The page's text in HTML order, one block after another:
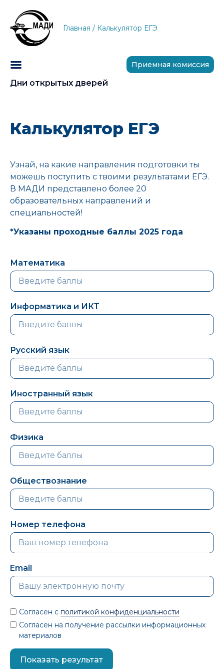
Главная / Калькулятор ЕГЭ
Дни открытых дверей
Приемная комиссия
Калькулятор ЕГЭ
Узнай, на какие направления подготовки ты
можешь поступить с твоими результатами ЕГЭ.
В МАДИ представлено более 20
образовательных направлений и
специальностей!
*Указаны проходные баллы 2025 года
Математика
Информатика и ИКТ
Русский язык
Иностранный язык
Физика
Обществознание
Номер телефона
Email
Согласен с политикой конфиденциальности
Согласен на получение рассылки информационных
материалов
Показать результат